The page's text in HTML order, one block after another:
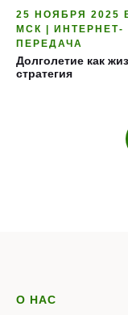
25 НОЯБРЯ 2025
МСК | ИНТЕРНЕТ-
ПЕРЕДАЧА
Долголетие как
стратегия
О НАС